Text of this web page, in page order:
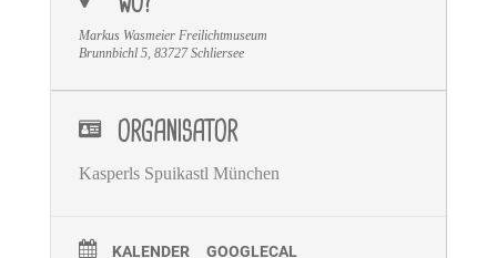
Markus Wasmeier Freilichtmuseum
Brunnbichl 5, 83727 Schliersee
ORGANISATOR
Kasperls Spuikastl München
KALENDER GOOGLECAL